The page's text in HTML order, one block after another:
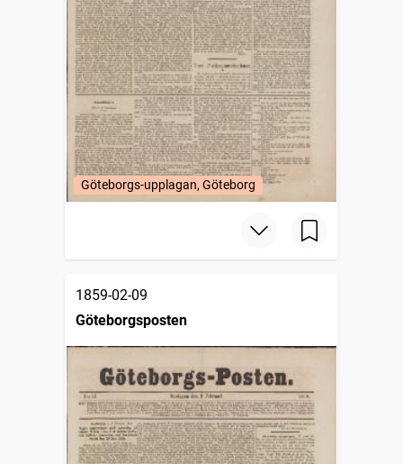
Göteborgs-upplagan, Göteborg
1859-02-09
Göteborgsposten